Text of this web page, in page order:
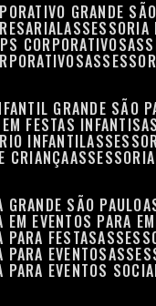
GRANDE
CORPORATIVOS
GRANDE SÃO
FESTAS INFANTIS
INFANTIL
CRIANÇA
GRANDE SÃO PAULO
EM EVENTOS PARA
PARA FESTAS
PARA EVENTOS
PARA EVENTOS